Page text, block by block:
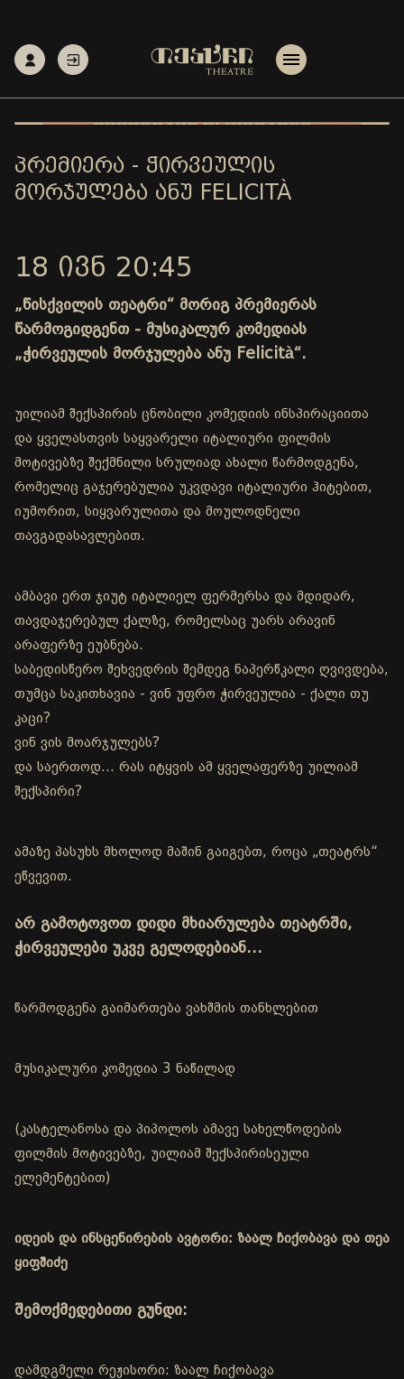
ᲞᲠᲔᲛᲘᲔᲠᲐ - ᲭᲘᲠᲕᲔᲣᲚᲘᲡ
ᲛᲝᲠᲯᲣᲚᲔᲑᲐ ᲐᲜᲣ FELICITÀ
18 ᲘᲕᲜ 20:45
„წისქვილის თეატრი“ მორიგ პრემიერას
წარმოგიდგენთ - მუსიკალურ კომედიას
„ჭირვეულის მორჯულება ანუ Felicità“.
უილიამ შექსპირის ცნობილი კომედიის ინსპირაციითა
და ყველასთვის საყვარელი იტალიური ფილმის
მოტივებზე შექმნილი სრულიად ახალი წარმოდგენა,
რომელიც გაჯერებულია უკვდავი იტალიური ჰიტებით,
იუმორით, სიყვარულითა და მოულოდნელი
თავგადასავლებით.
ამბავი ერთ ჯიუტ იტალიელ ფერმერსა და მდიდარ,
თავდაჯერებულ ქალზე, რომელსაც უარს არავინ
არაფერზე ეუბნება.
საბედისწერო შეხვედრის შემდეგ ნაპერწკალი ღვივდება,
თუმცა საკითხავია - ვინ უფრო ჭირვეულია - ქალი თუ
კაცი?
ვინ ვის მოარჯულებს?
და საერთოდ… რას იტყვის ამ ყველაფერზე უილიამ
შექსპირი?
ამაზე პასუხს მხოლოდ მაშინ გაიგებთ, როცა „თეატრს“
ეწვევით.
არ გამოტოვოთ დიდი მხიარულება თეატრში,
ჭირვეულები უკვე გელოდებიან…
წარმოდგენა გაიმართება ვახშმის თანხლებით
მუსიკალური კომედია 3 ნაწილად
(კასტელანოსა და პიპოლოს ამავე სახელწოდების
ფილმის მოტივებზე, უილიამ შექსპირისეული
ელემენტებით)
იდეის და ინსცენირების ავტორი: ზაალ ჩიქობავა და თეა
ყიფშიძე
შემოქმედებითი გუნდი:
დამდგმელი რეჟისორი: ზაალ ჩიქობავა